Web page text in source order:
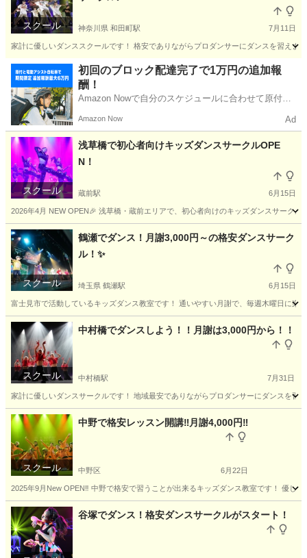
スクール 神奈川県 和田町駅 7月11日
家計に優しいダンススクールです！ 格安でありながらプロダンサーにダンスを習え
和田町駅 ダンス キッズダンス
初回のブロック配達完了で1万円の追加報
酬！
Amazon Nowで自分のスケジュールに合わせて原付や
う！
Amazon Now Ad
スクール
浅草橋で初心者向けキッズダンスサークルOPE
N！
蔵前駅 6月15日
2026年4月 NEW OPEN🎉 浅草橋・蔵前エリアで、初心者向けのキッズダンスサーク
東京 台東区 蔵前駅 ダンス キッズダンスサークル
スクール
鶴瀬でダンス！月謝3,000円～の格安ダンスサーク
ル！✨
埼玉県 鶴瀬駅 6月15日
富士見市で活動しているキッズダンス教室です！ 通いやすい月謝で、毎週木曜日に
埼玉 富士見市 鶴瀬駅 ヒップホップ サークル
スクール
中村橋でダンスしよう！！月謝は3,000円から！！
中村橋駅 7月31日
家計に優しいダンスサークルです！ 地域最安でありながらプロダンサーにダンスを
東京 練馬区 中村橋駅 サークル
スクール
中野で格安レッスン開講‼️月謝4,000円‼️
中野区 6月22日
2025年9月New OPEN‼️ 中野で格安で習うことが出来るキッズダンス教室です！ 優し
東京 中野区 ヒップホップ キッズダンス
谷塚でダンス！格安ダンスサークルがスタート！